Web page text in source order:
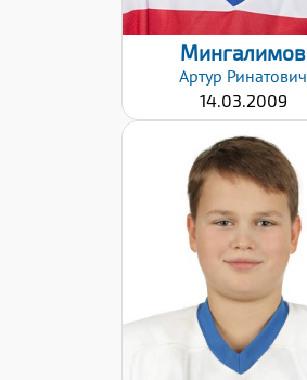
Мингалимов
Артур Ринатович
14.03.2009
Дата заявки:
02.02.2021